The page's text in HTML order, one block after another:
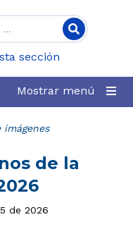
sección
Mostrar menú
imágenes
de la
de 2026